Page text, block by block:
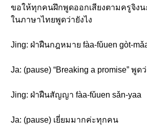
ขอให้ทุกคนฝึกพูดออกเสียงตามครูจิงน
ในภาษาไทยพูดว่ายังไง
Jing: ฝ่าฝืนกฎหมาย fàa-fǔuen gòt-
Ja: (pause) “Breaking a promise” พูด
Jing: ฝ่าฝืนสัญญา fàa-fǔuen sǎn-yaa
Ja: (pause) เยี่ยมมากค่ะทุกคน